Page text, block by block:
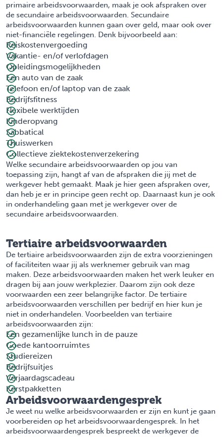
primaire arbeidsvoorwaarden, maak je ook afspraken over
de secundaire arbeidsvoorwaarden. Secundaire
arbeidsvoorwaarden kunnen gaan over geld, maar ook over
niet-financiële regelingen. Denk bijvoorbeeld aan:
Reiskostenvergoeding
Vakantie- en/of verlofdagen
Opleidingsmogelijkheden
Een auto van de zaak
Telefoon en/of laptop van de zaak
Bedrijfsfitness
Flexibele werktijden
Kinderopvang
Sabbatical
Thuiswerken
Collectieve ziektekostenverzekering
Welke secundaire arbeidsvoorwaarden op jou van
toepassing zijn, hangt af van de afspraken die jij met de
werkgever hebt gemaakt. Maak je hier geen afspraken over,
dan heb je er in principe geen recht op. Daarnaast kun je ook
in onderhandeling gaan met je werkgever over de
secundaire arbeidsvoorwaarden.
Tertiaire arbeidsvoorwaarden
De tertiaire arbeidsvoorwaarden zijn de extra voorzieningen
of faciliteiten waar jij als werknemer gebruik van mag
maken. Deze arbeidsvoorwaarden maken het werk leuker en
dragen bij aan jouw werkplezier. Daarom zijn ook deze
voorwaarden een zeer belangrijke factor. De tertiaire
arbeidsvoorwaarden verschillen per bedrijf en hier kun je
niet in onderhandelen. Voorbeelden van tertiaire
arbeidsvoorwaarden zijn:
Een gezamenlijke lunch in de pauze
Goede kantoorruimtes
Studiereizen
Bedrijfsuitjes
Verjaardagscadeau
Kerstpakketten
Arbeidsvoorwaardengesprek
Je weet nu welke arbeidsvoorwaarden er zijn en kunt je gaan
voorbereiden op het arbeidsvoorwaardengesprek. In het
arbeidsvoorwaardengesprek bespreekt de werkgever de